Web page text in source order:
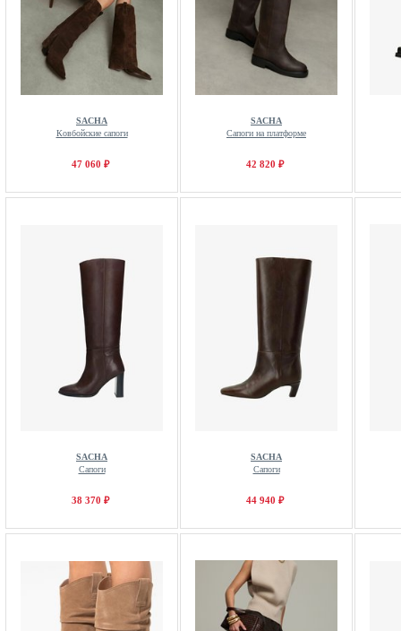
SACHA
Ковбойские сапоги
47 060 ₽
SACHA
Сапоги на платформе
42 820 ₽
SACHA
Сапоги
38 370 ₽
SACHA
Сапоги
44 940 ₽